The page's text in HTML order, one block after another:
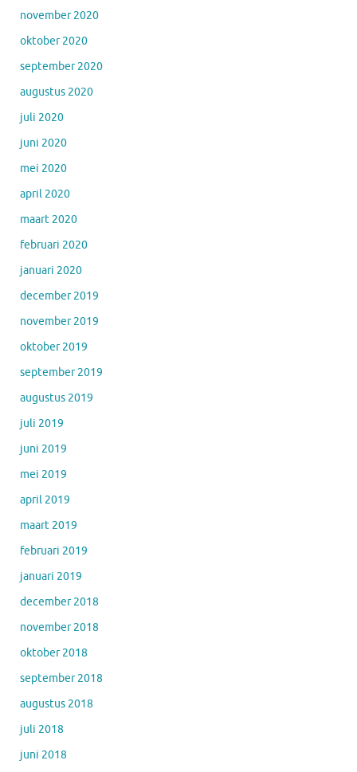
november 2020
oktober 2020
september 2020
augustus 2020
juli 2020
juni 2020
mei 2020
april 2020
maart 2020
februari 2020
januari 2020
december 2019
november 2019
oktober 2019
september 2019
augustus 2019
juli 2019
juni 2019
mei 2019
april 2019
maart 2019
februari 2019
januari 2019
december 2018
november 2018
oktober 2018
september 2018
augustus 2018
juli 2018
juni 2018